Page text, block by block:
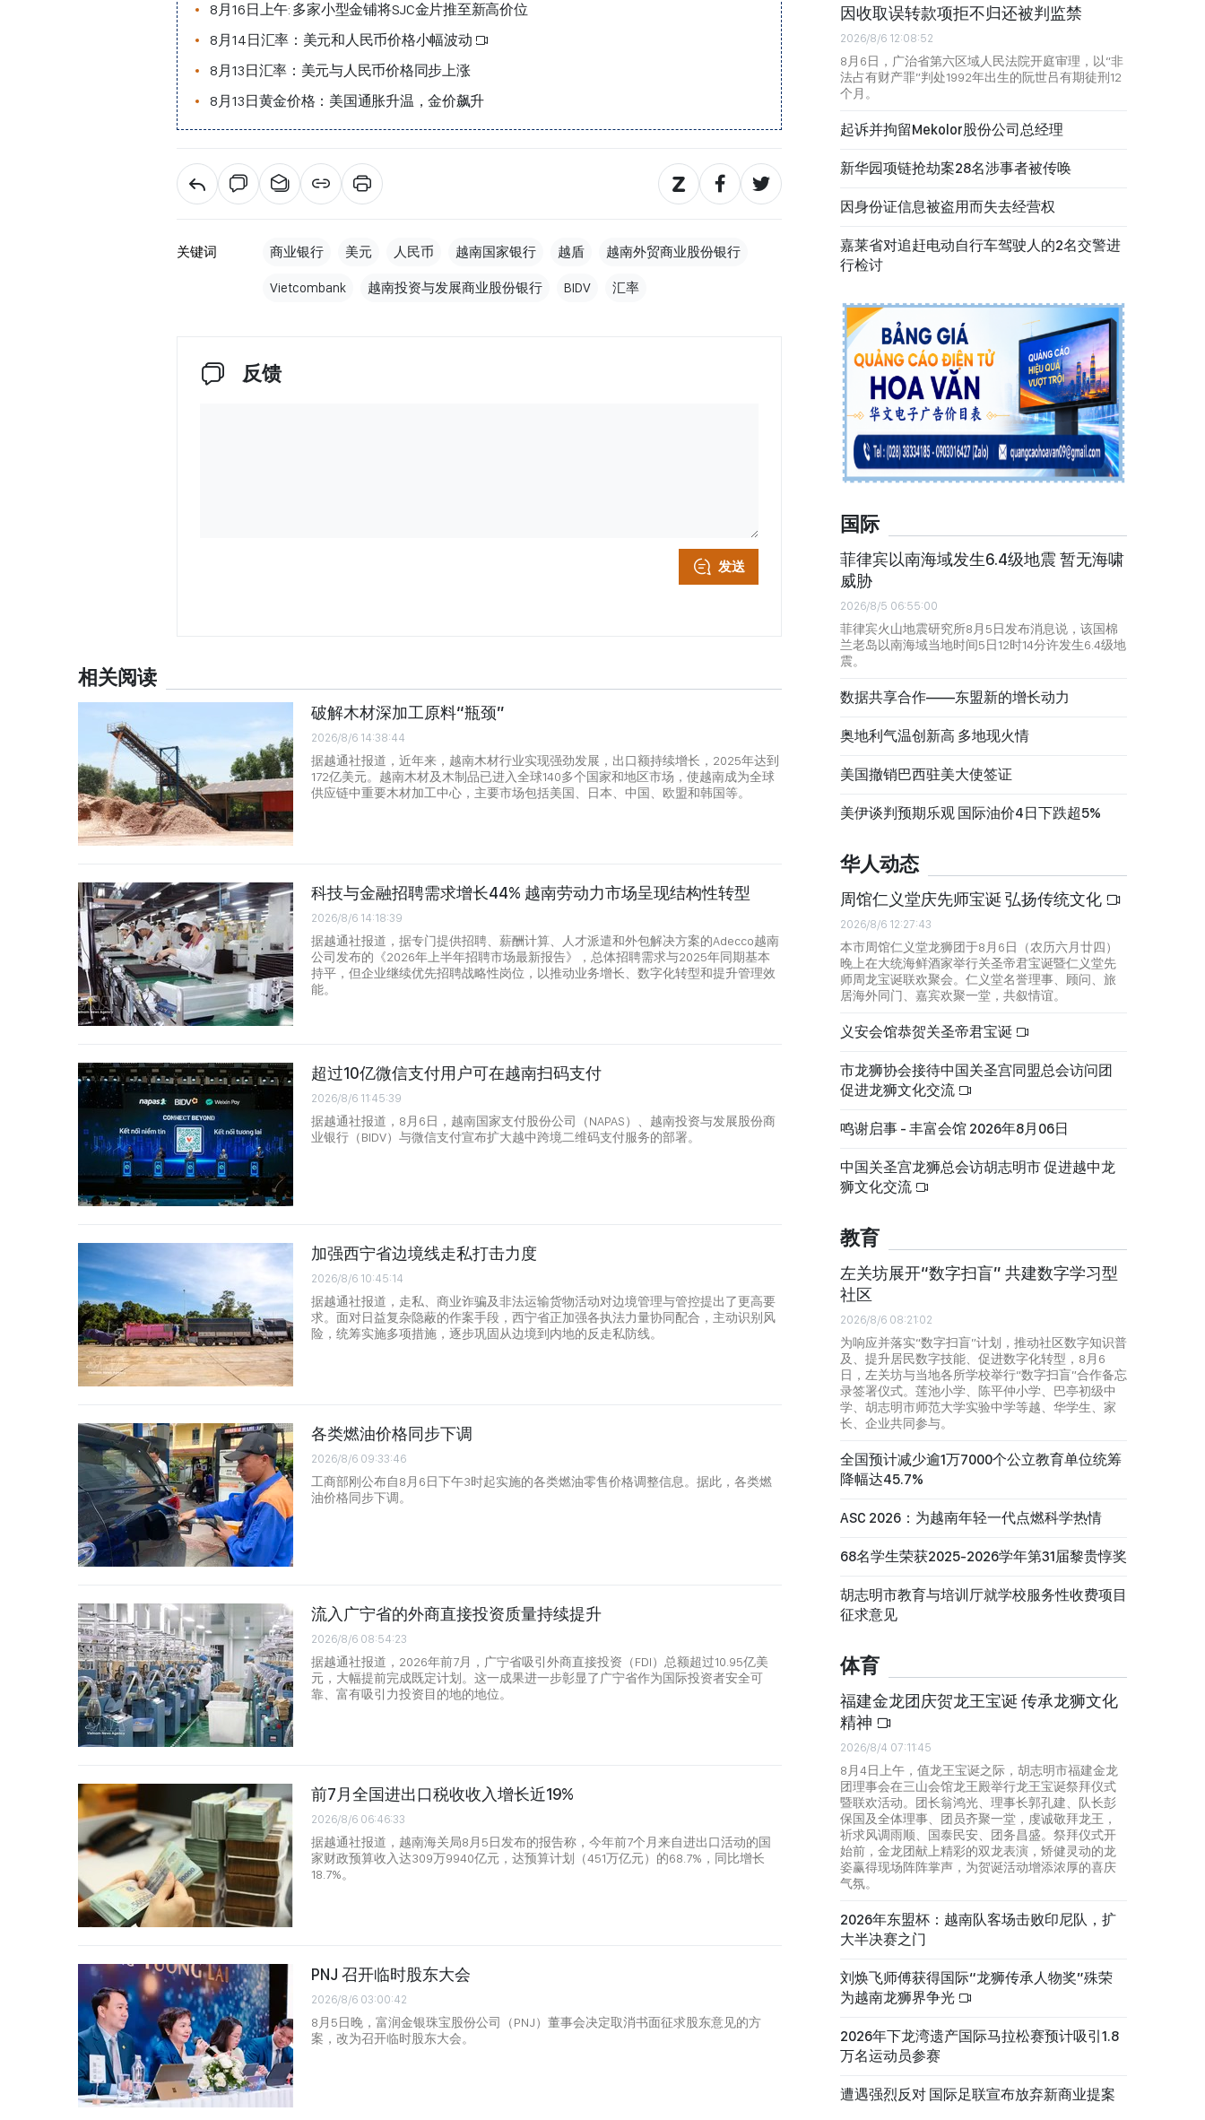
8月16日上午: 多家小型金铺将SJC金片推至新高价位
8月14日汇率：美元和人民币价格小幅波动
8月13日汇率：美元与人民币价格同步上涨
8月13日黄金价格：美国通胀升温，金价飙升
关键词 商业银行 美元 人民币 越南国家银行 越盾 越南外贸商业股份银行
Vietcombank 越南投资与发展商业股份银行 BIDV 汇率
反馈
发送
相关阅读
破解木材深加工原料“瓶颈”
2026/8/6 14:38:44
据越通社报道，近年来，越南木材行业实现强劲发展，出口额持续增长，2025年达到
172亿美元。越南木材及木制品已进入全球140多个国家和地区市场，使越南成为全球
供应链中重要木材加工中心，主要市场包括美国、日本、中国、欧盟和韩国等。
科技与金融招聘需求增长44% 越南劳动力市场呈现结构性转型
2026/8/6 14:18:39
据越通社报道，据专门提供招聘、薪酬计算、人才派遣和外包解决方案的Adecco越南
公司发布的《2026年上半年招聘市场最新报告》，总体招聘需求与2025年同期基本
持平，但企业继续优先招聘战略性岗位，以推动业务增长、数字化转型和提升管理效
能。
超过10亿微信支付用户可在越南扫码支付
2026/8/6 11:45:39
据越通社报道，8月6日，越南国家支付股份公司（NAPAS）、越南投资与发展股份商
业银行（BIDV）与微信支付宣布扩大越中跨境二维码支付服务的部署。
加强西宁省边境线走私打击力度
2026/8/6 10:45:14
据越通社报道，走私、商业诈骗及非法运输货物活动对边境管理与管控提出了更高要
求。面对日益复杂隐蔽的作案手段，西宁省正加强各执法力量协同配合，主动识别风
险，统筹实施多项措施，逐步巩固从边境到内地的反走私防线。
各类燃油价格同步下调
2026/8/6 09:33:46
工商部刚公布自8月6日下午3时起实施的各类燃油零售价格调整信息。据此，各类燃
油价格同步下调。
流入广宁省的外商直接投资质量持续提升
2026/8/6 08:54:23
据越通社报道，2026年前7月，广宁省吸引外商直接投资（FDI）总额超过10.95亿美
元，大幅提前完成既定计划。这一成果进一步彰显了广宁省作为国际投资者安全可
靠、富有吸引力投资目的地的地位。
前7月全国进出口税收收入增长近19%
2026/8/6 06:46:33
据越通社报道，越南海关局8月5日发布的报告称，今年前7个月来自进出口活动的国
家财政预算收入达309万9940亿元，达预算计划（451万亿元）的68.7%，同比增长
18.7%。
PNJ 召开临时股东大会
2026/8/6 03:00:42
8月5日晚，富润金银珠宝股份公司（PNJ）董事会决定取消书面征求股东意见的方
案，改为召开临时股东大会。
因收取误转款项拒不归还被判监禁
2026/8/6 12:08:52
8月6日，广治省第六区域人民法院开庭审理，以“非
法占有财产罪”判处1992年出生的阮世吕有期徒刑12
个月。
起诉并拘留Mekolor股份公司总经理
新华园项链抢劫案28名涉事者被传唤
因身份证信息被盗用而失去经营权
嘉莱省对追赶电动自行车驾驶人的2名交警进
行检讨
国际
菲律宾以南海域发生6.4级地震 暂无海啸
威胁
2026/8/5 06:55:00
菲律宾火山地震研究所8月5日发布消息说，该国棉
兰老岛以南海域当地时间5日12时14分许发生6.4级地
震。
数据共享合作——东盟新的增长动力
奥地利气温创新高 多地现火情
美国撤销巴西驻美大使签证
美伊谈判预期乐观 国际油价4日下跌超5%
华人动态
周馆仁义堂庆先师宝诞 弘扬传统文化
2026/8/6 12:27:43
本市周馆仁义堂龙狮团于8月6日（农历六月廿四）
晚上在大统海鲜酒家举行关圣帝君宝诞暨仁义堂先
师周龙宝诞联欢聚会。仁义堂名誉理事、顾问、旅
居海外同门、嘉宾欢聚一堂，共叙情谊。
义安会馆恭贺关圣帝君宝诞
市龙狮协会接待中国关圣宫同盟总会访问团
促进龙狮文化交流
鸣谢启事 - 丰富会馆 2026年8月06日
中国关圣宫龙狮总会访胡志明市 促进越中龙
狮文化交流
教育
左关坊展开“数字扫盲” 共建数字学习型
社区
2026/8/6 08:21:02
为响应并落实“数字扫盲”计划，推动社区数字知识普
及、提升居民数字技能、促进数字化转型，8月6
日，左关坊与当地各所学校举行“数字扫盲”合作备忘
录签署仪式。莲池小学、陈平仲小学、巴亭初级中
学、胡志明市师范大学实验中学等越、华学生、家
长、企业共同参与。
全国预计减少逾1万7000个公立教育单位统筹
降幅达45.7%
ASC 2026：为越南年轻一代点燃科学热情
68名学生荣获2025-2026学年第31届黎贵惇奖
胡志明市教育与培训厅就学校服务性收费项目
征求意见
体育
福建金龙团庆贺龙王宝诞 传承龙狮文化
精神
2026/8/4 07:11:45
8月4日上午，值龙王宝诞之际，胡志明市福建金龙
团理事会在三山会馆龙王殿举行龙王宝诞祭拜仪式
暨联欢活动。团长翁鸿光、理事长郭孔建、队长彭
保国及全体理事、团员齐聚一堂，虔诚敬拜龙王，
祈求风调雨顺、国泰民安、团务昌盛。祭拜仪式开
始前，金龙团献上精彩的双龙表演，矫健灵动的龙
姿赢得现场阵阵掌声，为贺诞活动增添浓厚的喜庆
气氛。
2026年东盟杯：越南队客场击败印尼队，扩
大半决赛之门
刘焕飞师傅获得国际“龙狮传承人物奖”殊荣
为越南龙狮界争光
2026年下龙湾遗产国际马拉松赛预计吸引1.8
万名运动员参赛
遭遇强烈反对 国际足联宣布放弃新商业提案